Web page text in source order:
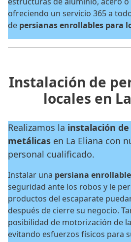
ofreciendo un servicio 365 a
de persianas enrollables para
Instalación de
locales en
Realizamos la instalación
metálicas en La Eliana con
personal cualificado.
Instalar una persiana
seguridad ante los robos y le
productos del escaparate
después de cierre su negocio.
posibilidad de motorización de
evitando esfuerzos físicos para